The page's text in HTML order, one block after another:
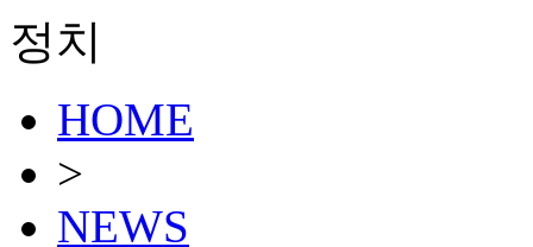
정치
HOME
>
NEWS